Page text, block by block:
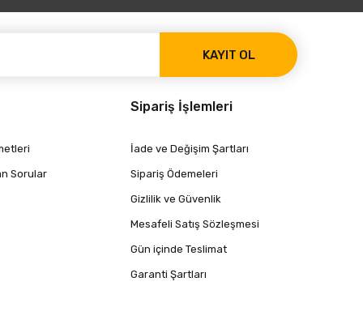
KAYIT OL
Sorular
Sipariş İşlemleri
İade ve Değişim Şartları
Sipariş Ödemeleri
Gizlilik ve Güvenlik
Mesafeli Satış Sözleşmesi
Gün içinde Teslimat
Garanti Şartları